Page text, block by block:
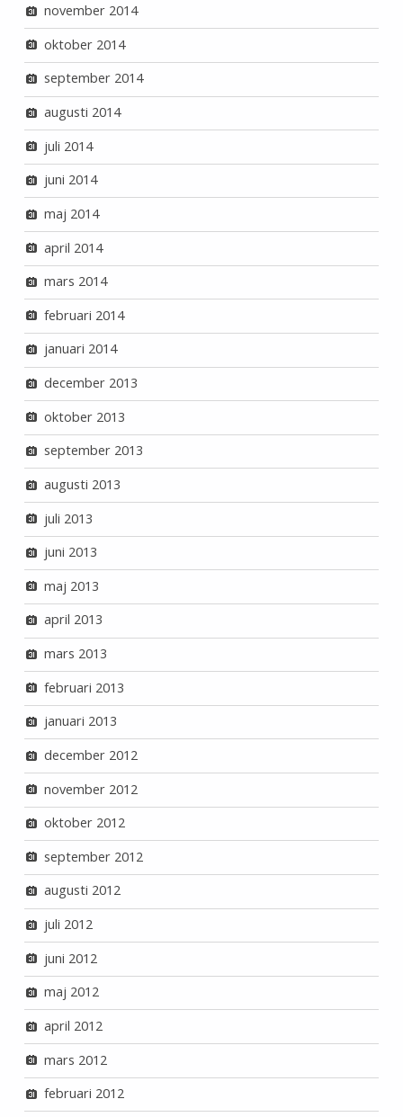
november 2014
oktober 2014
september 2014
augusti 2014
juli 2014
juni 2014
maj 2014
april 2014
mars 2014
februari 2014
januari 2014
december 2013
oktober 2013
september 2013
augusti 2013
juli 2013
juni 2013
maj 2013
april 2013
mars 2013
februari 2013
januari 2013
december 2012
november 2012
oktober 2012
september 2012
augusti 2012
juli 2012
juni 2012
maj 2012
april 2012
mars 2012
februari 2012